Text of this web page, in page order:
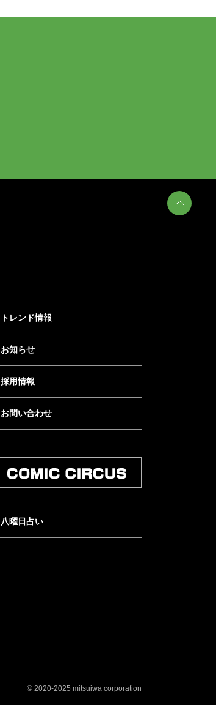
トレンド情報
お知らせ
採用情報
お問い合わせ
八曜日占い
© 2020-2025 mitsuiwa corporation